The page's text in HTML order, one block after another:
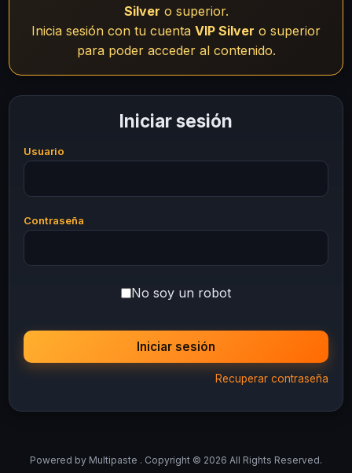
Silver o superior.
Inicia sesión con tu cuenta VIP Silver o superior
para poder acceder al contenido.
Iniciar sesión
Usuario
Contraseña
No soy un robot
Iniciar sesión
Recuperar contraseña
Powered by Multipaste . Copyright © 2026 All Rights Reserved.